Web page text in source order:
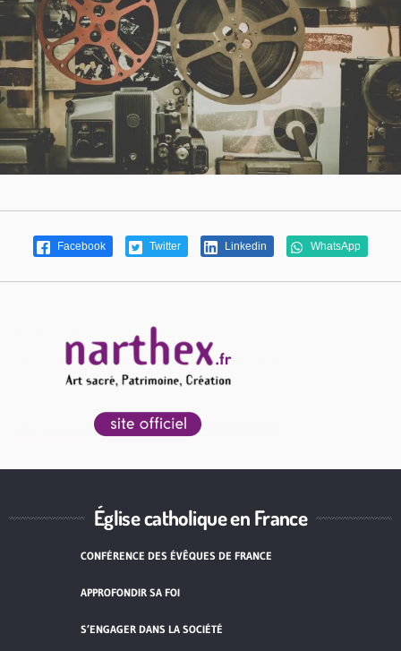
Facebook Twitter Linkedin WhatsApp
Église catholique en France
CONFÉRENCE DES ÉVÊQUES DE FRANCE
APPROFONDIR SA FOI
S’ENGAGER DANS LA SOCIÉTÉ